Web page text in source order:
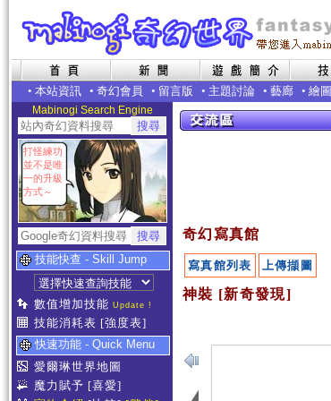
• 本站資訊 • 奇幻會員 • 留言版 • 主題討論 • 藝廊 • 繪圖
Mabinogi Search Engine
打怪練功
並不是唯
一的升級
方式～
技能快查 - Skill Jump
數值增加技能 Update !
技能消耗表 [強度表]
快速功能 - Quick Menu
愛爾琳世界地圖
魔力賦予 [喜愛]
奇幻寫真館
寫真館列表 上傳擷圖
神裝 [新奇發現]